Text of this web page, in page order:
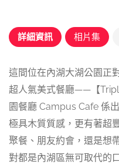
詳細資訊 相片集
這間位在內湖大湖公園正
超人氣美式餐廳——【
園餐廳 Campus Cafe 係
極具木質質感，更有著超
聚餐、朋友約會，還是想
對都是內湖區無可取代的